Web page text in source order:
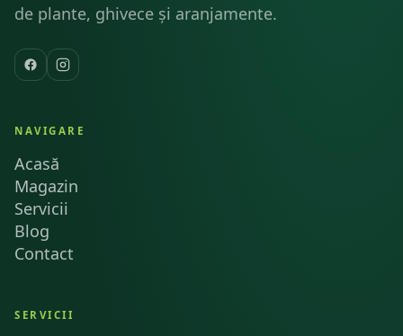
de plante, ghivece și aranjamente.
NAVIGARE
Acasă
Magazin
Servicii
Blog
Contact
SERVICII